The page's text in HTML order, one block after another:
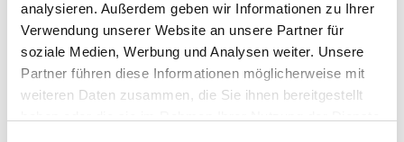
analysieren. Außerdem geben wir Informationen zu Ihrer
Verwendung unserer Website an unsere Partner für
soziale Medien, Werbung und Analysen weiter. Unsere
Partner führen diese Informationen möglicherweise mit
weiteren Daten zusammen, die Sie ihnen bereitgestellt
Sonstige 4.080 € 4.199 € 4.274 €
Erdgeschosswohnung 3.996 € 4.018 € 3.890 €
Souterrain 3.373 € 3.559 € 3.598 €